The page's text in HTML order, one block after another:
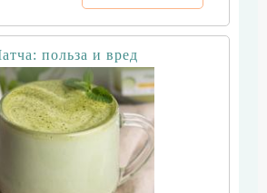
польза и вред